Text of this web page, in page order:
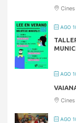
AGO
AGO
AGO